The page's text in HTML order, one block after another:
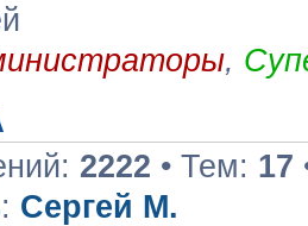
,
2222 • Тем: 17
Сергей М.